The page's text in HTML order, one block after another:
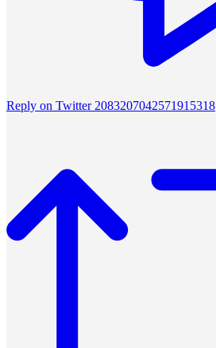
Reply on Twitter 2083207042571915318